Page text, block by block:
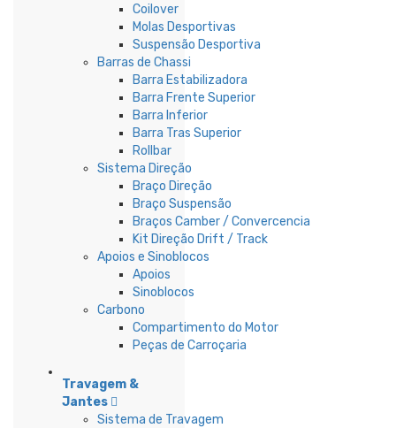
Coilover
Molas Desportivas
Suspensão Desportiva
Barras de Chassi
Barra Estabilizadora
Barra Frente Superior
Barra Inferior
Barra Tras Superior
Rollbar
Sistema Direção
Braço Direção
Braço Suspensão
Braços Camber / Convercencia
Kit Direção Drift / Track
Apoios e Sinoblocos
Apoios
Sinoblocos
Carbono
Compartimento do Motor
Peças de Carroçaria
Travagem &
Jantes
Sistema de Travagem